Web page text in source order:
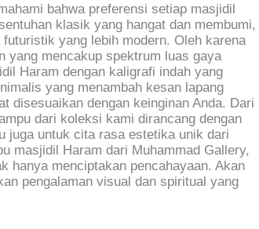
bahwa preferensi setiap masjidil
klasik yang hangat dan membumi,
yang lebih modern. Oleh karena
yang mencakup spektrum luas gaya
Haram dengan kaligrafi indah yang
yang menambah kesan lapang
disesuaikan dengan keinginan Anda. Dari
dari koleksi kami dirancang dengan
juga untuk cita rasa estetika unik dari
masjidil Haram dari Muhammad Gallery,
hanya menciptakan pencahayaan. Akan
pengalaman visual dan spiritual yang